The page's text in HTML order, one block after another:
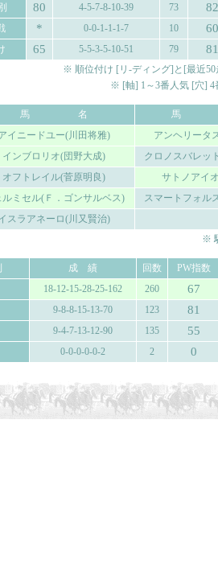
80 4-5-7-8-10-39 73 82
* 0-0-1-1-1-7 10 60
65 5-5-3-5-10-51 79 81
※ 順位付け [リ-ディング]と[最近
※ [軸] 1～3番人気 [穴] 4
馬 名
馬
イニードユー(川田将雅)
アンヘリータ
インブロリオ(団野大成)
クロノスバレッ
オフトレイル(菅原明良)
サトノアイ
ルミセル(Ｆ．ゴンサルベス)
スマートフォル
スラアネーロ(川又賢治)
※
成 績 回数
PW指数
18-12-15-28-25-162 260 67
9-8-8-15-13-70 123 81
9-4-7-13-12-90 135 55
0-0-0-0-0-2 2 0